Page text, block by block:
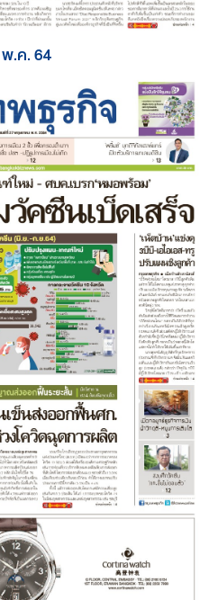
.ค. 64